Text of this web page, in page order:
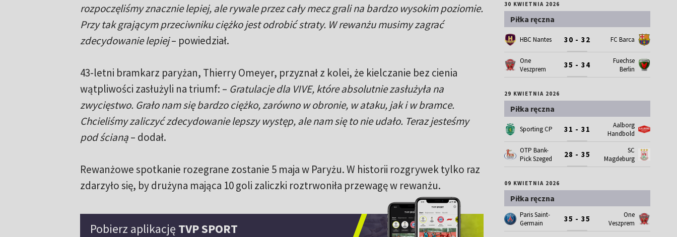
rozpoczęliśmy znacznie lepiej, ale rywale przez cały mecz grali na bardzo wysokim poziomie.
Przy tak grającym przeciwniku ciężko jest odrobić straty. W rewanżu musimy zagrać
zdecydowanie lepiej– powiedział.
43-letni bramkarz paryżan, Thierry Omeyer, przyznał z kolei, że kielczanie bez cienia
wątpliwości zasłużyli na triumf: – Gratulacje dla VIVE, które absolutnie zasłużyła na
zwycięstwo. Grało nam się bardzo ciężko, zarówno w obronie, w ataku, jak i w bramce.
Chcieliśmy zaliczyć zdecydowanie lepszy występ, ale nam się to nie udało. Teraz jesteśmy
pod ścianą– dodał.
Rewanżowe spotkanie rozegrane zostanie 5 maja w Paryżu. W historii rozgrywek tylko raz
zdarzyło się, by drużyna mająca 10 goli zaliczki roztrwoniła przewagę w rewanżu.
Pobierz aplikację TVP SPORT
30 KWIETNIA 2026
Piłka ręczna
HBC Nantes 30 - 32 FC Barca
One
Veszprem
35 - 34
Fuechse
Berlin
29 KWIETNIA 2026
Piłka ręczna
Sporting CP 31 - 31
Aalborg
Handbold
OTP Bank-
Pick Szeged
28 - 35
SC
Magdeburg
09 KWIETNIA 2026
Piłka ręczna
Paris Saint-
Germain
35 - 35
One
Veszprem